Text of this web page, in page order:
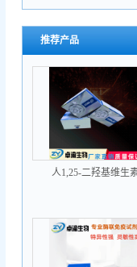
推荐产品
人1,25-二羟基维生